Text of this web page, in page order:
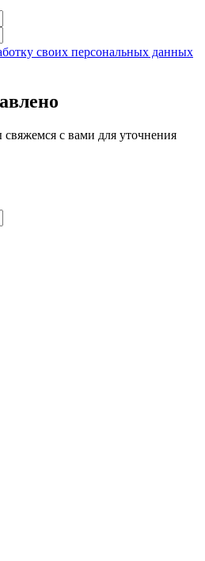
своих персональных данных
с вами для уточнения